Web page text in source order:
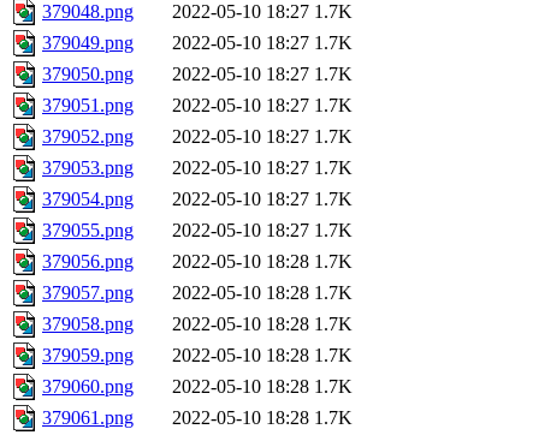
379048.png
2022-05-10 18:27 1.7K
379049.png
2022-05-10 18:27 1.7K
379050.png
2022-05-10 18:27 1.7K
379051.png
2022-05-10 18:27 1.7K
379052.png
2022-05-10 18:27 1.7K
379053.png
2022-05-10 18:27 1.7K
379054.png
2022-05-10 18:27 1.7K
379055.png
2022-05-10 18:27 1.7K
379056.png
2022-05-10 18:28 1.7K
379057.png
2022-05-10 18:28 1.7K
379058.png
2022-05-10 18:28 1.7K
379059.png
2022-05-10 18:28 1.7K
379060.png
2022-05-10 18:28 1.7K
379061.png
2022-05-10 18:28 1.7K